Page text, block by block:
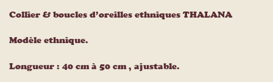
Collier & boucles d’oreilles ethniques THALANA
Modèle ethnique.
Longueur : 40 cm à 50 cm , ajustable.